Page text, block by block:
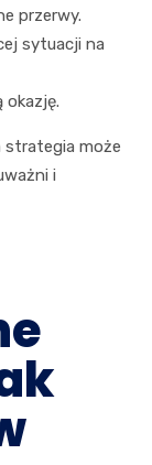
przerwy.
sytuacji na
okazję.
strategia może
i